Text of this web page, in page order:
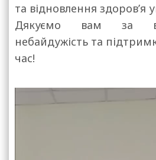
та відновлення здоров’я
Дякуємо вам за
небайдужість та
час!